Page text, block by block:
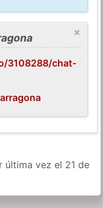
×
3108288/chat-
última vez el 21 de